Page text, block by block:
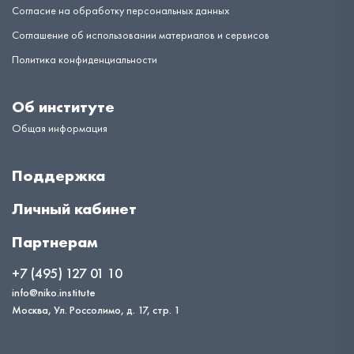
Согласие на обработку персональных данных
Соглашение об использовании материалов и сервисов
Политика конфиденциальности
Об институте
Общая информация
Поддержка
Личный кабинет
Партнерам
+7 (495) 127 01 10
info@niko.institute
Москва, Ул. Россолимо, д. 17, стр. 1